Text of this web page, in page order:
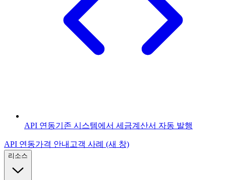
API 연동기존 시스템에서 세금계산서 자동 발행
API 연동가격 안내 고객 사례 (새 창)
리소스